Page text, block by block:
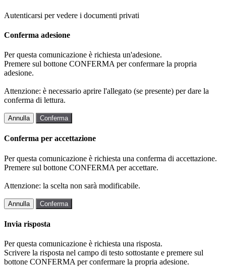
Autenticarsi per vedere i documenti privati
Conferma adesione
Per questa comunicazione è richiesta un'adesione.
Premere sul bottone CONFERMA per confermare la propria
adesione.
Attenzione: è necessario aprire l'allegato (se presente) per dare la
conferma di lettura.
Annulla Conferma
Conferma per accettazione
Per questa comunicazione è richiesta una conferma di accettazione.
Premere sul bottone CONFERMA per accettare.
Attenzione: la scelta non sarà modificabile.
Annulla Conferma
Invia risposta
Per questa comunicazione è richiesta una risposta.
Scrivere la risposta nel campo di testo sottostante e premere sul
bottone CONFERMA per confermare la propria adesione.